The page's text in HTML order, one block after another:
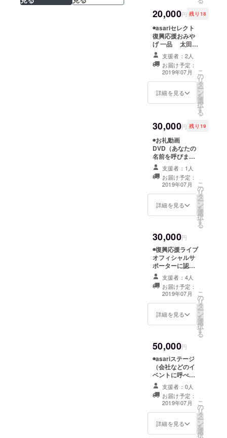
ポップス、
歌謡曲、演
歌とレパー
トリーの幅
が広く、年
間約100ス
テージに立
業イベント
ントのス
テージに定
評がある。
幅広い年齢
層に支持さ
れ“塩竈の歌
姫”の愛称で
いる。2019
若草恵作曲
｢五歳の夏の
日｣で念願の
メジャーデ
ビューを果
たした。今
後の更なる
活躍が期待
される。
考欄に 味
噌、醤油、ポン
酢のうち2品どれ
がご希望かご記
入ください。
・味噌、醤油
をご希望の場
合、その種類は
選べません。
記入がない場合
は、こちらで2品
さい。 ◉直筆お
礼ハガキ
20,000円 残り18
◉asariセレクト
復興応援おみや
げ 一品 太田與
八郎商店（宮城
県塩竈市）の
「味噌、醤油、
ポン酢のいずれ
か一つ」 ・味
噌、醤油、ポン
酢から1品お選び
ず備考欄に
味噌、醤油、ポ
ン酢のうち1品ど
れがご希望かご
記入ください。
・味噌、醤油
をご希望の場
合、その種類は
選べません。
記入がない場合
は、こちらで1品
さい。 ◉サイン
入りCD 一枚
（塩竈桜or恩送
り） ◉asariのブ
ロマイド 一枚
（非売品） ◉お
礼の手紙
支援者：2人
お届け予定：
2019年07月
詳細を見る
こ
の
リ
タ
ー
ン
を
選
択
す
る
30,000円 残り19
◉お礼動画
DVD（あなたの
名前を呼びま
す） ・支援時、
必ず備考欄にご
希望のお名前を
ご記入くださ
い。 記入のない
場合は
す。ご了承くだ
さい。 ◉サイン
入りポスター 一
枚（非売品）
・４つ折りで
のお届けになり
ます。ご了承く
ださい。 ◉asari
セレクト 復興応
援おみやげ 一品
太田與八郎商
店「味噌、醤
ずれか一つ」
・味噌、醤
油、ポン酢から1
品お選びいただ
きます。 ・支
援時、必ず備考
欄に 味噌、
醤油、ポン酢の
うち1品どれがご
希望かご記入く
ださい。 ・味
支援者：1人
お届け予定：
2019年07月
詳細を見る
こ
の
リ
タ
ー
ン
を
選
択
す
る
30,000円
◉復興応援ライブ
オフィシャルサ
ポーターに認定
（半年間） -個人
の方向け- ①チ
ラシ、ポスター
にお名前（ニッ
クネーム可）を
掲載します ・支
ださい。
記入のない場合
はCAMPFIREの
ユーザー名を掲
載いたします。
ご了承くださ
い。 ま
た、お名前を掲
載して欲しくな
い場合も必ず備
考欄にその旨を
ご記入下さい。
支援者：4人
お届け予定：
2019年07月
詳細を見る
こ
の
リ
タ
ー
ン
を
選
択
す
る
50,000円
◉asariステージ
（会社などのイ
ベントに呼べる
権利） ・当日
の交通費、宿泊
費は別途頂戴い
たします ・音
響機材・人員は
ご支援者様の方
支援者：0人
お届け予定：
2019年07月
詳細を見る
こ
の
リ
タ
ー
ン
を
選
択